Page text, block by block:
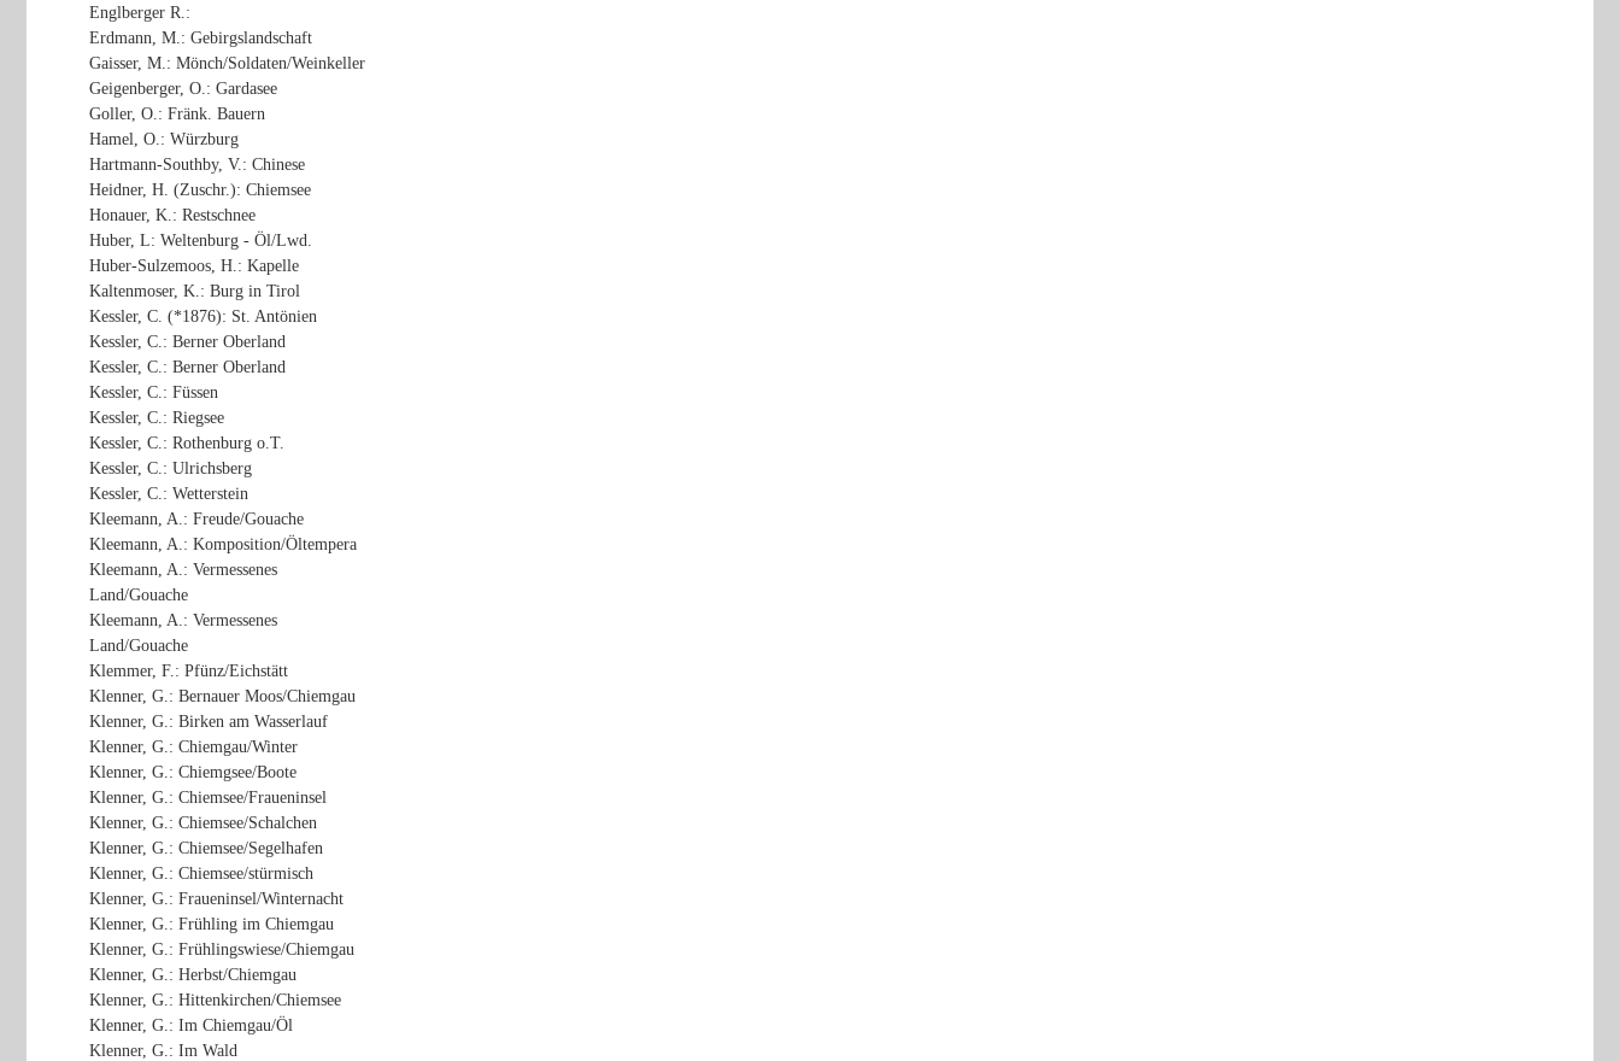
Englberger R.:
Erdmann, M.: Gebirgslandschaft
Gaisser, M.: Mönch/Soldaten/Weinkeller
Geigenberger, O.: Gardasee
Goller, O.: Fränk. Bauern
Hamel, O.: Würzburg
Hartmann-Southby, V.: Chinese
Heidner, H. (Zuschr.): Chiemsee
Honauer, K.: Restschnee
Huber, L: Weltenburg - Öl/Lwd.
Huber-Sulzemoos, H.: Kapelle
Kaltenmoser, K.: Burg in Tirol
Kessler, C. (*1876): St. Antönien
Kessler, C.: Berner Oberland
Kessler, C.: Berner Oberland
Kessler, C.: Füssen
Kessler, C.: Riegsee
Kessler, C.: Rothenburg o.T.
Kessler, C.: Ulrichsberg
Kessler, C.: Wetterstein
Kleemann, A.: Freude/Gouache
Kleemann, A.: Komposition/Öltempera
Kleemann, A.: Vermessenes
Land/Gouache
Kleemann, A.: Vermessenes
Land/Gouache
Klemmer, F.: Pfünz/Eichstätt
Klenner, G.: Bernauer Moos/Chiemgau
Klenner, G.: Birken am Wasserlauf
Klenner, G.: Chiemgau/Winter
Klenner, G.: Chiemgsee/Boote
Klenner, G.: Chiemsee/Fraueninsel
Klenner, G.: Chiemsee/Schalchen
Klenner, G.: Chiemsee/Segelhafen
Klenner, G.: Chiemsee/stürmisch
Klenner, G.: Fraueninsel/Winternacht
Klenner, G.: Frühling im Chiemgau
Klenner, G.: Frühlingswiese/Chiemgau
Klenner, G.: Herbst/Chiemgau
Klenner, G.: Hittenkirchen/Chiemsee
Klenner, G.: Im Chiemgau/Öl
Klenner, G.: Im Wald